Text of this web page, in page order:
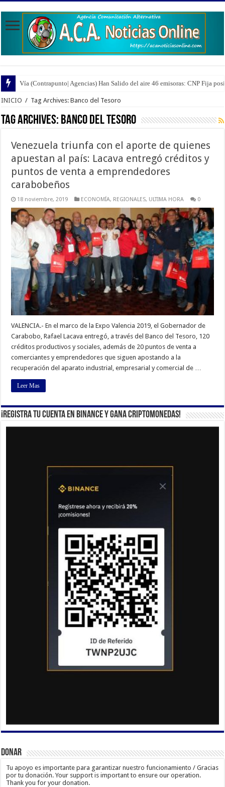
Vía (Contrapunto| Agencias) Han Salido del aire 46 emisoras: CNP Fija
INICIO / Tag Archives: Banco del Tesoro
Tag Archives: Banco del Tesoro
Venezuela triunfa con el aporte de quienes
apuestan al país: Lacava entregó créditos y
puntos de venta a emprendedores
carabobeños
18 noviembre, 2019 ECONOMÍA, REGIONALES, ULTIMA HORA 0
VALENCIA.- En el marco de la Expo Valencia 2019, el Gobernador de
Carabobo, Rafael Lacava entregó, a través del Banco del Tesoro, 120
créditos productivos y sociales, además de 20 puntos de venta a
comerciantes y emprendedores que siguen apostando a la
recuperación del aparato industrial, empresarial y comercial de …
Leer Mas
¡Registra tu cuenta en Binance y gana criptomonedas!
Donar
Tu apoyo es importante para garantizar nuestro funcionamiento / Gracias
por tu donación. Your support is important to ensure our operation.
Thank you for your donation.